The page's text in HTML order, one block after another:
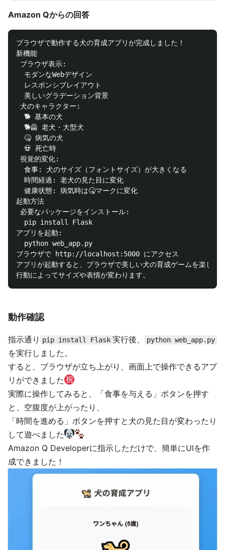
Amazon Qからの回答
ブラウザで動作する犬の育成アプリが完成しました！
新機能
ブラウザ表示:
  モダンなWebデザイン
  レスポンシブレイアウト
  美しいグラデーション背景
犬のキャラクター:
  🐕 基本の犬
  🐕🦺 老犬・大型犬
  🤒 病気の犬
  💀 死亡時
視覚的変化:
  食事: 犬のサイズ（フォントサイズ）が大きくなる
  時間経過: 老犬の見た目に変化
  健康状態: 病気時は🤒マークに変化
起動方法
必要なパッケージをインストール:
  pip install Flask
アプリを起動:
  python web_app.py
ブラウザで http://localhost:5000 にアクセス
アプリが起動すると、ブラウザで美しい犬の育成ゲームを楽しめ
動作確認
指示通り pip install Flask 実行後、 python web_app.py
を実行しました。
すると、ブラウザが立ち上がり、画面上で操作できるアプ
リができました
実際に操作してみると、「食事を与える」ボタンを押す
と、空腹度が上がったり、
「時間を進める」ボタンを押すと犬の見た目が変わったり
して遊べました
Amazon Q Developerに指示しただけで、簡単にUIを作
成できました！